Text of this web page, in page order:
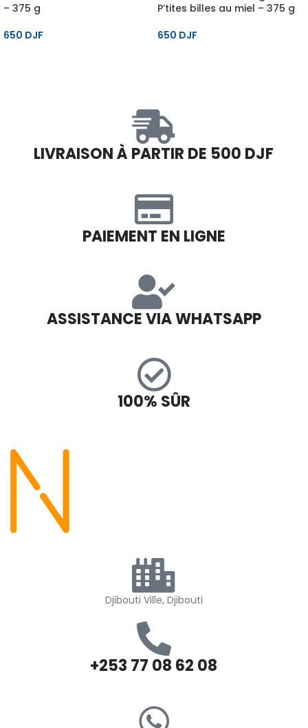
– 375 g
650 DJF
P’tites billes au miel – 375 g
650 DJF
LIVRAISON À PARTIR DE 500 DJF
PAIEMENT EN LIGNE
ASSISTANCE VIA WHATSAPP
100% SÛR
Djibouti Ville, Djibouti
+253 77 08 62 08